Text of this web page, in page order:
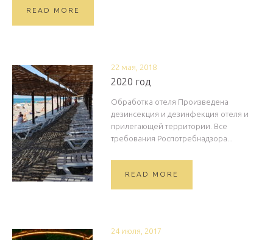
READ MORE
22 мая, 2018
2020 год
Обработка отеля Произведена
дезинсекция и дезинфекция отеля и
прилегающей территории. Все
требования Роспотребнадзора...
READ MORE
24 июля, 2017